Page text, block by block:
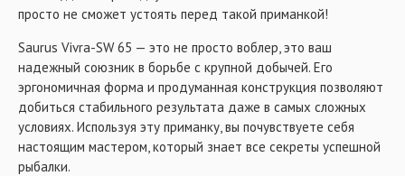
просто не сможет устоять перед такой приманкой!
Saurus Vivra-SW 65 — это не просто воблер, это ваш
надежный союзник в борьбе с крупной добычей. Его
эргономичная форма и продуманная конструкция позволяют
добиться стабильного результата даже в самых сложных
условиях. Используя эту приманку, вы почувствуете себя
настоящим мастером, который знает все секреты успешной
рыбалки.